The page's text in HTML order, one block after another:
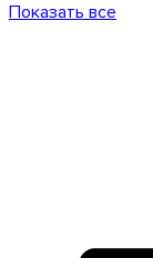
Показать все